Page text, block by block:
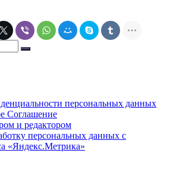
персональных данных
Соглашение
и редактором
персональных данных с
«Яндекс.Метрика»